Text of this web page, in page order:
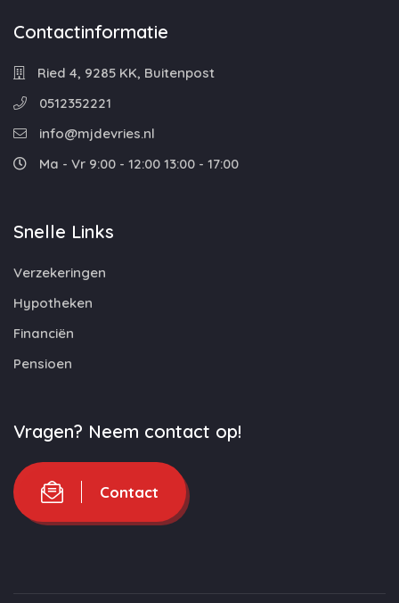
Contactinformatie
Ried 4, 9285 KK, Buitenpost
0512352221
info@mjdevries.nl
Ma - Vr 9:00 - 12:00 13:00 - 17:00
Snelle Links
Verzekeringen
Hypotheken
Financiën
Pensioen
Vragen? Neem contact op!
Contact